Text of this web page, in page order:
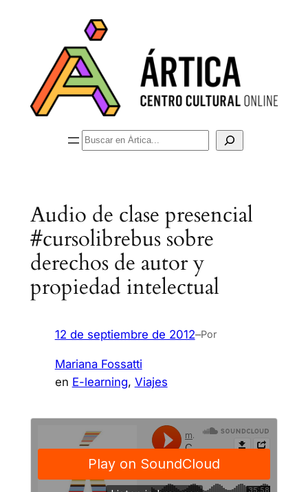
Buscar
Audio de clase presencial
#cursolibrebus sobre
derechos de autor y
propiedad intelectual
12 de septiembre de 2012–Por
Mariana Fossatti
en E-learning, Viajes